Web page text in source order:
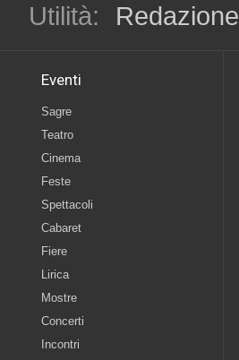
Utilità:
Redazione
Eventi
Sagre
Teatro
Cinema
Feste
Spettacoli
Cabaret
Fiere
Lirica
Mostre
Concerti
Incontri